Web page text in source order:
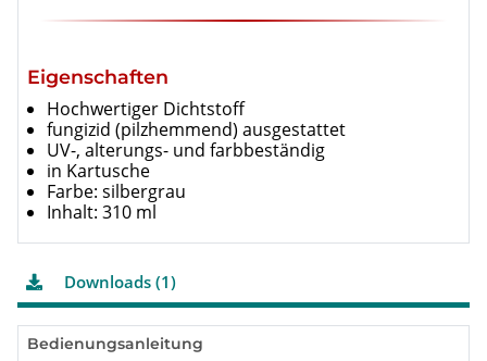
Eigenschaften
Hochwertiger Dichtstoff
fungizid (pilzhemmend) ausgestattet
UV-, alterungs- und farbbeständig
in Kartusche
Farbe: silbergrau
Inhalt: 310 ml
Downloads (1)
Bedienungsanleitung